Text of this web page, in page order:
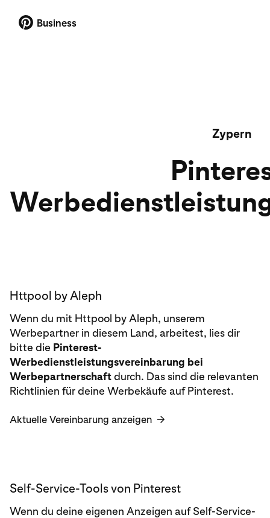
Business
Zypern
Httpool by Aleph
Wenn du mit Httpool by Aleph, unserem
Werbepartner in diesem Land, arbeitest, lies dir
bitte die Pinterest-
Werbedienstleistungsvereinbarung bei
Werbepartnerschaftdurch. Das sind die relevanten
Richtlinien für deine Werbekäufe auf Pinterest.
Aktuelle Vereinbarung anzeigen →
Self-Service-Tools von Pinterest
Wenn du deine eigenen Anzeigen auf Self-Service-